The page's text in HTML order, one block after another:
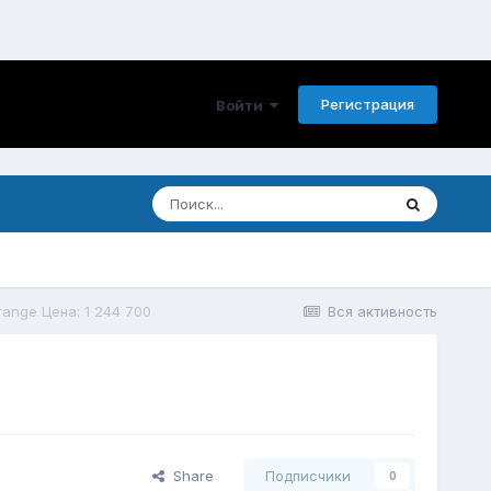
Войти Регистрация
Вся активность
Цена: 1 244 700
Share Подписчики 0